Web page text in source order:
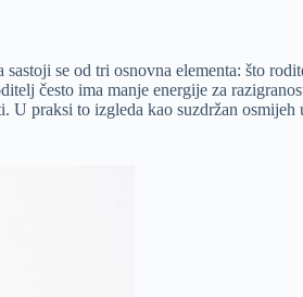
sastoji se od tri osnovna elementa: što
često ima manje energije za
praksi to izgleda kao suzdržan